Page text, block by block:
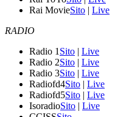
Rai MovieSito | Live
RADIO
Radio 1 Sito | Live
Radio 2Sito | Live
Radio 3Sito | Live
Radiofd4Sito | Live
Radiofd5Sito | Live
IsoradioSito | Live